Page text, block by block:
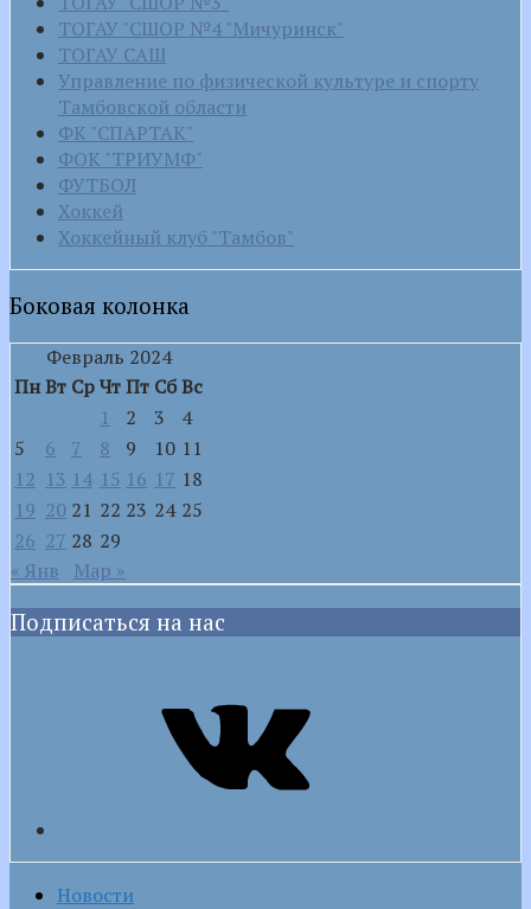
ТОГАУ "СШОР №4 "Мичуринск"
ТОГАУ САШ
Управление по физической культуре и спорту
Тамбовской области
ФК "СПАРТАК"
ФОК "ТРИУМФ"
ФУТБОЛ
Хоккей
Хоккейный клуб "Тамбов"
Боковая колонка
Февраль 2024
ПнВт СрЧтПт СбВс
1
2 3
4
5
6 7 8 9 10 11
12 13 14 15 16 17 18
19 20 21 22 23 24 25
26 27 28 29
« Янв
Мар »
Подписаться на нас
Новости